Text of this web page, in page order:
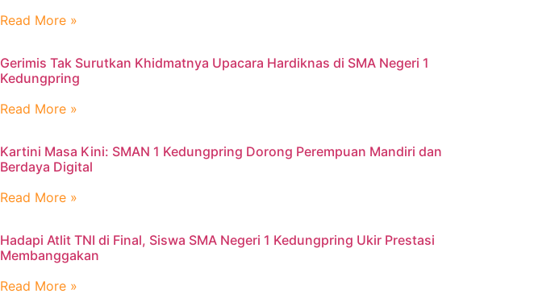
Read More »
Gerimis Tak Surutkan Khidmatnya Upacara Hardiknas di SMA Negeri 1
Kedungpring
Read More »
Kartini Masa Kini: SMAN 1 Kedungpring Dorong Perempuan Mandiri dan
Berdaya Digital
Read More »
Hadapi Atlit TNI di Final, Siswa SMA Negeri 1 Kedungpring Ukir Prestasi
Membanggakan
Read More »